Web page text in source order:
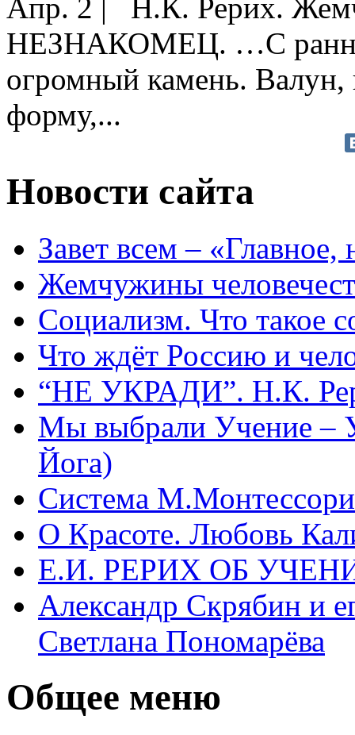
Апр. 2 |
Н.К. Рерих.
НЕЗНАКОМЕЦ. …С
огромный камень.
форму,...
Новости сайта
Завет всем –
Жемчужины
Социализм. Что такое
Что ждёт Россию и
“НЕ УКРАДИ”. Н.К.
Мы выбрали Учение –
Йога)
Система М.Монтессори
О Красоте. Любовь
Е.И. РЕРИХ ОБ
Александр Скрябин и
Светлана Пономарёва
Общее меню